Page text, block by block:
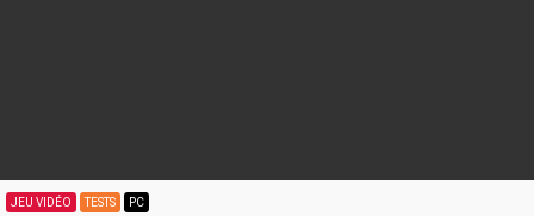
JEU VIDÉO TESTS PC